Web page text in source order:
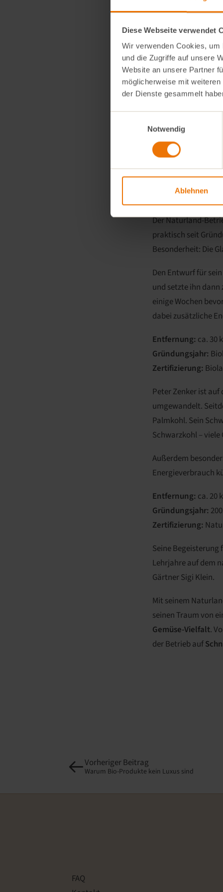
Diese Webseite verwendet
Wir verwenden Cookies,
und die Zugriffe auf unsere
Website an unsere Partner
möglicherweise mit
der Dienste gesammelt
Notwendig
Ablehnen
Gründungsjahr:
Zertifizierung:
Bei einer unserer
Schrobenhausen
sandigen Böden
Doch auf den
Hochbetrieb. Auf
eines befreundeten
und Radieschen.
Entfernung:ca. 50
Zertifizierung:
Der Naturland-
praktisch seit
Besonderheit: Die
Den Entwurf für
und setzte ihn dann
einige Wochen
dabei zusätzliche
Entfernung: ca. 30
Gründungsjahr:
Zertifizierung:
Peter Zenker ist
umgewandelt.
Palmkohl. Sein
Schwarzkohl –
Außerdem
Energieverbrauch
Entfernung: ca. 20
Gründungsjahr:
Zertifizierung:
Seine Begeisterung
Lehrjahre auf dem
Gärtner Sigi Klein.
Mit seinem
seinen Traum von
Gemüse-Vielfalt.
der Betrieb auf
Vorheriger Beitrag
Warum Bio-Produkte kein Luxus sind
FAQ